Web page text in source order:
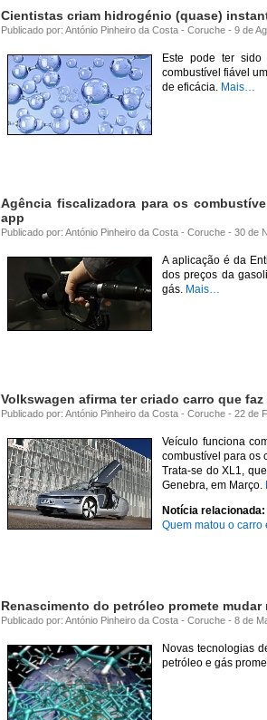
Cientistas criam hidrogénio (quase)
Publicado por: António Pinheiro da Costa - Coruche - 9 de
Este pode ter
combustível fiável
de eficácia. Mais…
Agência fiscalizadora para os
app
Publicado por: António Pinheiro da Costa - Coruche - 30 de
A aplicação é da
dos preços da
gás. Mais…
Volkswagen afirma ter criado carro que
Publicado por: António Pinheiro da Costa - Coruche - 22 de
Veículo funciona
combustível para os
Trata-se do XL1,
Genebra, em Março.
Notícia relacionada:
Quem matou o carro
Renascimento do petróleo promete
Publicado por: António Pinheiro da Costa - Coruche - 8 de
Novas tecnologias
petróleo e gás